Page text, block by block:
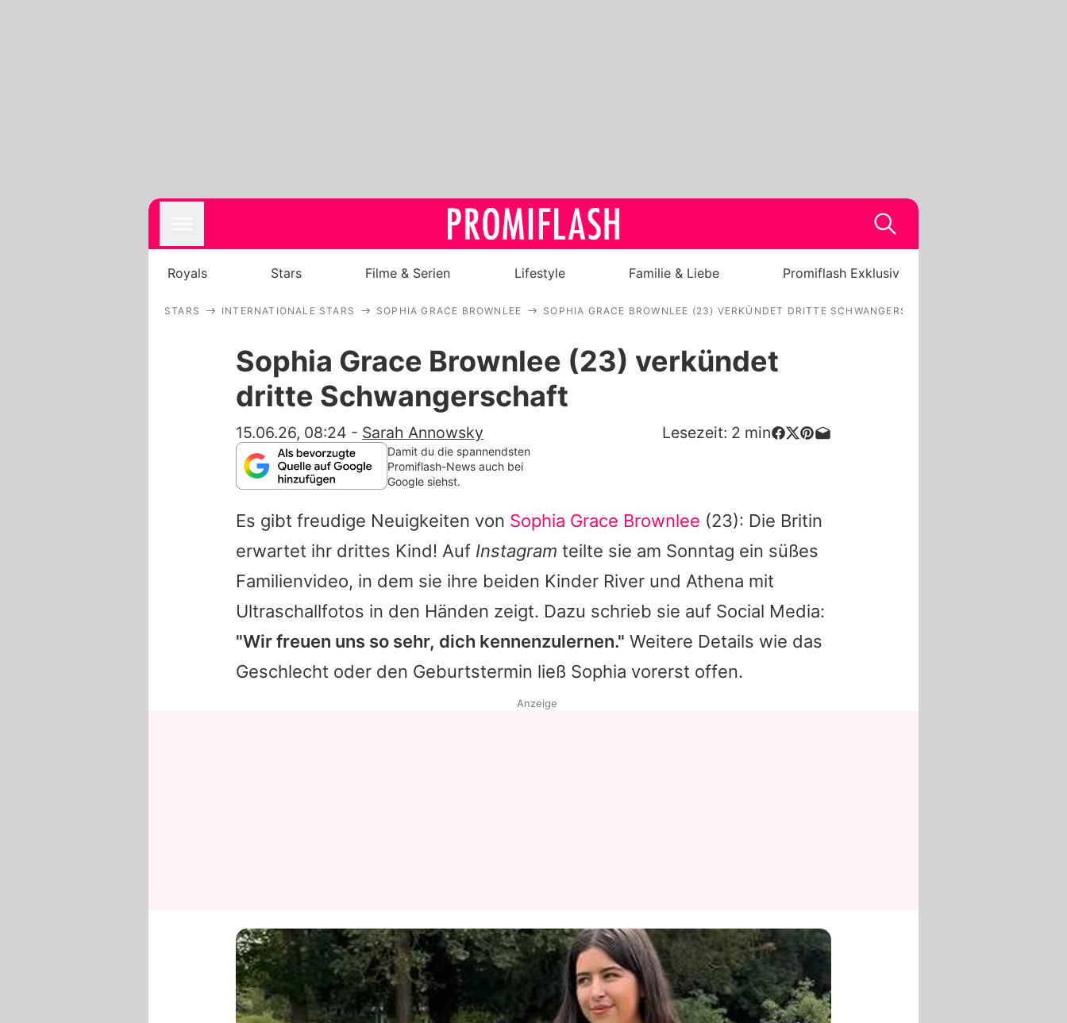
Royals
Stars
Filme & Serien
Familie & Liebe
Alle Themen auf Promiflash
App runterladen
Team
Redaktionelle Richtlinien
Impressum
Royals Stars Filme & Serien Lifestyle Familie & Liebe Promiflash Exklusiv
STARS INTERNATIONALE STARS SOPHIA GRACE BROWNLEE SOPHIA GRACE BROWNLEE (23) VERKÜNDET DRITTE SCHWANGERSCHAFT
Sophia Grace Brownlee (23) verkündet
dritte Schwangerschaft
15.06.26, 08:24 - Sarah Annowsky Lesezeit: 2 min
Damit du die spannendsten
Promiflash-News auch bei
Google siehst.
Es gibt freudige Neuigkeiten von Sophia Grace Brownlee (23): Die Britin
erwartet ihr drittes Kind! Auf Instagram teilte sie am Sonntag ein süßes
Familienvideo, in dem sie ihre beiden Kinder River und Athena mit
Ultraschallfotos in den Händen zeigt. Dazu schrieb sie auf Social Media:
"Wir freuen uns so sehr, dich kennenzulernen." Weitere Details wie das
Geschlecht oder den Geburtstermin ließ Sophia vorerst offen.
Anzeige